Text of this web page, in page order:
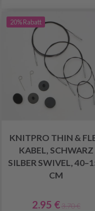
20% Rabatt
KNITPRO THIN &
KABEL, SCHWARZ
SILBER SWIVEL,
CM
2.95 € 3.70 €